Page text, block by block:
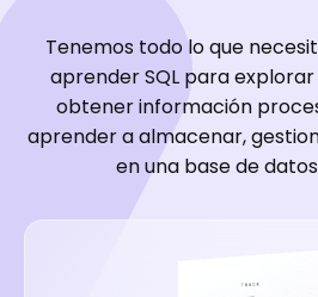
Tenemos todo lo que
aprender SQL para
obtener información
aprender a almacenar,
en una base de